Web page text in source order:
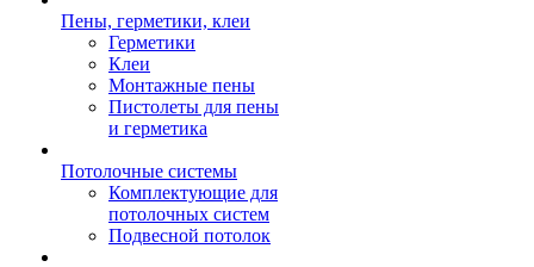
Пены, герметики, клеи
Герметики
Клеи
Монтажные пены
Пистолеты для пены
и герметика
Потолочные системы
Комплектующие для
потолочных систем
Подвесной потолок